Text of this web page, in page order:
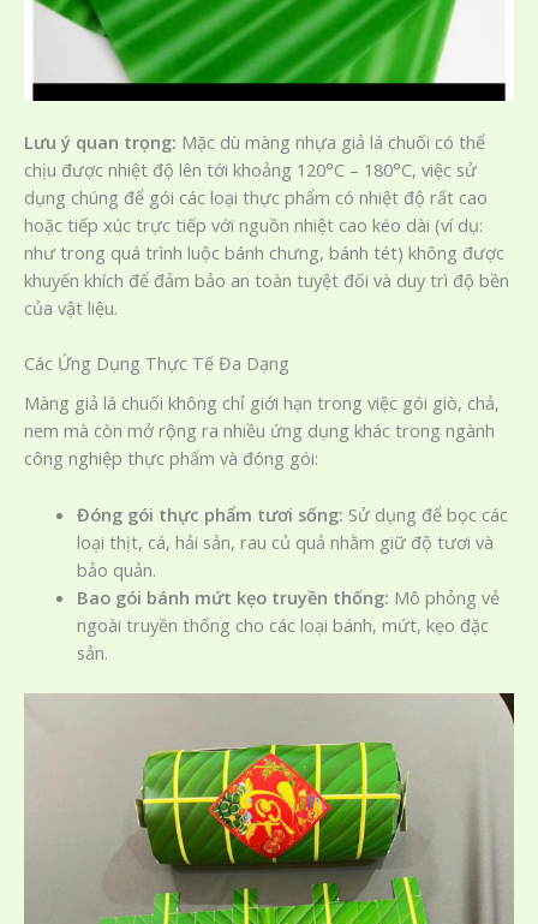
Lưu ý quan trọng: Mặc dù màng nhựa giả lá chuối có thể
chịu được nhiệt độ lên tới khoảng 120°C – 180°C, việc sử
dụng chúng để gói các loại thực phẩm có nhiệt độ rất cao
hoặc tiếp xúc trực tiếp với nguồn nhiệt cao kéo dài (ví dụ:
như trong quá trình luộc bánh chưng, bánh tét) không được
khuyến khích để đảm bảo an toàn tuyệt đối và duy trì độ bền
của vật liệu.
Các Ứng Dụng Thực Tế Đa Dạng
Màng giả lá chuối không chỉ giới hạn trong việc gói giò, chả,
nem mà còn mở rộng ra nhiều ứng dụng khác trong ngành
công nghiệp thực phẩm và đóng gói:
Đóng gói thực phẩm tươi sống: Sử dụng để bọc các
loại thịt, cá, hải sản, rau củ quả nhằm giữ độ tươi và
bảo quản.
Bao gói bánh mứt kẹo truyền thống: Mô phỏng vẻ
ngoài truyền thống cho các loại bánh, mứt, kẹo đặc
sản.